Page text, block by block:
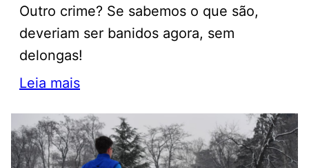
Outro crime? Se sabemos o que são,
deveriam ser banidos agora, sem
delongas!
Leia mais